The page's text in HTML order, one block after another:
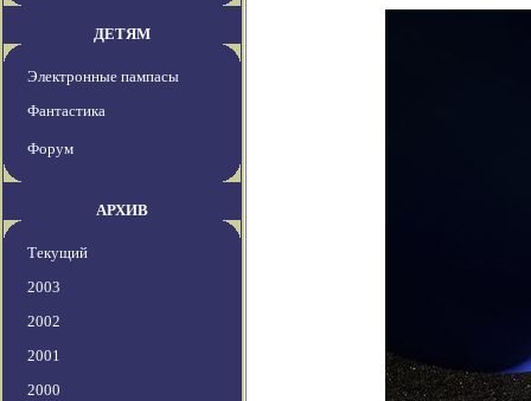
ДЕТЯМ
Электронные пампасы
Фантастика
Форум
АРХИВ
Текущий
2003
2002
2001
2000